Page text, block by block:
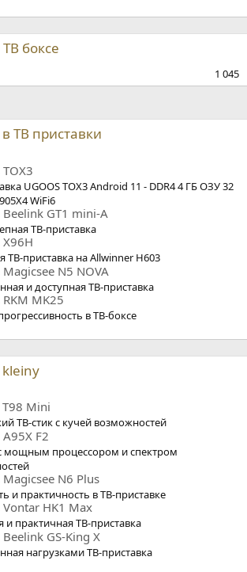
боксе
1 045
ТВ приставки
UGOOS TOX3 Android 11 - DDR4 4 ГБ ОЗУ 32
WiFi6
Beelink GT1 mini-A
ТВ-приставка
ТВ-приставка на Allwinner H603
N5 NOVA
и доступная ТВ-приставка
MK25
в ТВ-боксе
Mini
ТВ-стик с кучей возможностей
F2
мощным процессором и спектром
N6 Plus
и практичность в ТВ-приставке
Vontar HK1 Max
и практичная ТВ-приставка
GS-King X
нагрузками ТВ-приставка